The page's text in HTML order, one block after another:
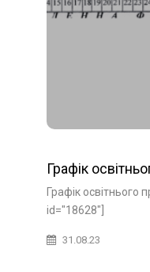
Графік
Графік освітнього
id="18628"]
31.08.23